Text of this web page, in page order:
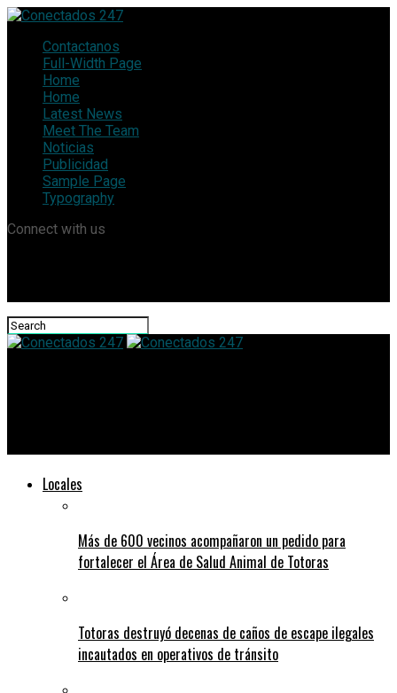
Contactanos
Full-Width Page
Home
Home
Latest News
Meet The Team
Noticias
Publicidad
Sample Page
Typography
Connect with us
Locales
Más de 600 vecinos acompañaron un pedido para
fortalecer el Área de Salud Animal de Totoras
Totoras destruyó decenas de caños de escape ilegales
incautados en operativos de tránsito